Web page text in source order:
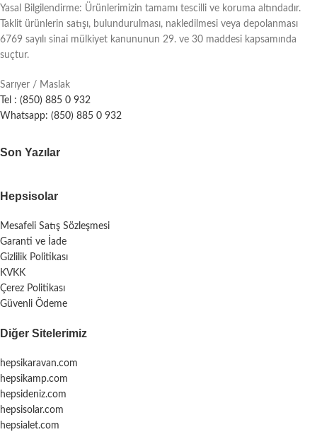
Yasal Bilgilendirme: Ürünlerimizin tamamı tescilli ve koruma altındadır.
Taklit ürünlerin satışı, bulundurulması, nakledilmesi veya depolanması
6769 sayılı sinai mülkiyet kanununun 29. ve 30 maddesi kapsamında
suçtur.
Sarıyer / Maslak
Tel : (850) 885 0 932
Whatsapp: (850) 885 0 932
Son Yazılar
Hepsisolar
Mesafeli Satış Sözleşmesi
Garanti ve İade
Gizlilik Politikası
KVKK
Çerez Politikası
Güvenli Ödeme
Diğer Sitelerimiz
hepsikaravan.com
hepsikamp.com
hepsideniz.com
hepsisolar.com
hepsialet.com